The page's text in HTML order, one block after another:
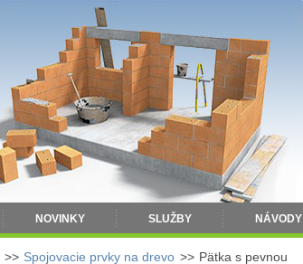
NOVINKY SLUŽBY NÁVODY
>> Spojovacie prvky na drevo >> Pätka s pevnou